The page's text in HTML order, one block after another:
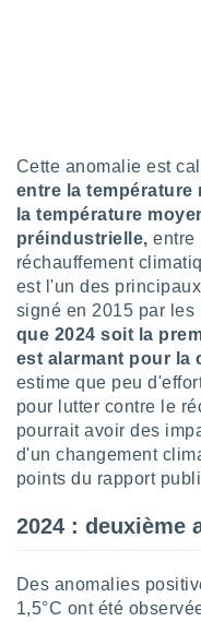
des
au
de
web.
les
pas
de
notre
Cette anomalie est
entre la température
la température
préindustrielle,entre
réchauffement
est l'un des
signé en 2015 par les
que 2024 soit la
est alarmant pour la
estime que peu
pour lutter contre le
pourrait avoir des
d'un changement
points du rapport
2024 : deuxième
Des anomalies
1,5°C ont été